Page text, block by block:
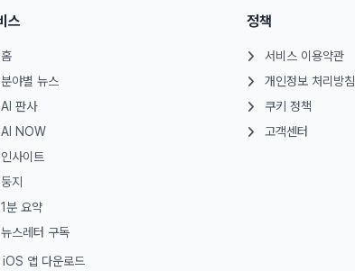
스
홈
분야별 뉴스
AI 판사
AI NOW
인사이트
둥지
1분 요약
뉴스레터 구독
iOS 앱 다운로드
정책
서비스 이용약관
개인정보 처리방침
쿠키 정책
고객센터